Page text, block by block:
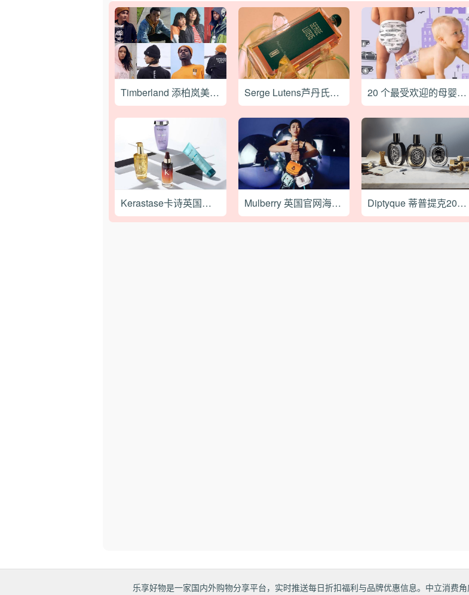
Timberland 添柏岚美国官网海淘下单教程 Serge Lutens芦丹氏美国官网2022最新海淘攻略 20 个最受欢迎的母婴用品海淘网站
Kerastase卡诗英国官网最新海淘教程 Mulberry 英国官网海淘直邮下单教程 Diptyque 蒂普提克2021最新海淘攻略
乐享好物是一家国内外购物分享平台，实时推送每日折扣福利与品牌优惠信息。中立消费